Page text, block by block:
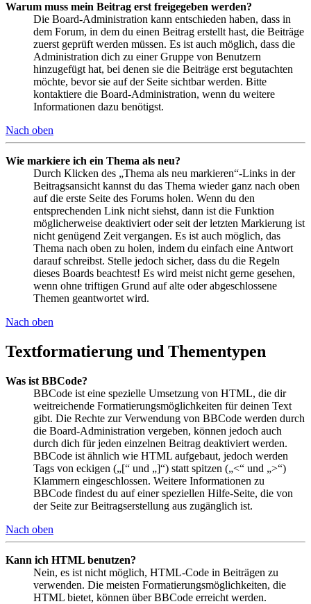
Warum muss mein Beitrag erst freigegeben werden?
Die Board-Administration kann entschieden haben, dass in
dem Forum, in dem du einen Beitrag erstellt hast, die Beiträge
zuerst geprüft werden müssen. Es ist auch möglich, dass die
Administration dich zu einer Gruppe von Benutzern
hinzugefügt hat, bei denen sie die Beiträge erst begutachten
möchte, bevor sie auf der Seite sichtbar werden. Bitte
kontaktiere die Board-Administration, wenn du weitere
Informationen dazu benötigst.
Nach oben
Wie markiere ich ein Thema als neu?
Durch Klicken des „Thema als neu markieren“-Links in der
Beitragsansicht kannst du das Thema wieder ganz nach oben
auf die erste Seite des Forums holen. Wenn du den
entsprechenden Link nicht siehst, dann ist die Funktion
möglicherweise deaktiviert oder seit der letzten Markierung ist
nicht genügend Zeit vergangen. Es ist auch möglich, das
Thema nach oben zu holen, indem du einfach eine Antwort
darauf schreibst. Stelle jedoch sicher, dass du die Regeln
dieses Boards beachtest! Es wird meist nicht gerne gesehen,
wenn ohne triftigen Grund auf alte oder abgeschlossene
Themen geantwortet wird.
Nach oben
Textformatierung und Thementypen
Was ist BBCode?
BBCode ist eine spezielle Umsetzung von HTML, die dir
weitreichende Formatierungsmöglichkeiten für deinen Text
gibt. Die Rechte zur Verwendung von BBCode werden durch
die Board-Administration vergeben, können jedoch auch
durch dich für jeden einzelnen Beitrag deaktiviert werden.
BBCode ist ähnlich wie HTML aufgebaut, jedoch werden
Tags von eckigen („[“ und „]“) statt spitzen („<“ und „>“)
Klammern eingeschlossen. Weitere Informationen zu
BBCode findest du auf einer speziellen Hilfe-Seite, die von
der Seite zur Beitragserstellung aus zugänglich ist.
Nach oben
Kann ich HTML benutzen?
Nein, es ist nicht möglich, HTML-Code in Beiträgen zu
verwenden. Die meisten Formatierungsmöglichkeiten, die
HTML bietet, können über BBCode erreicht werden.